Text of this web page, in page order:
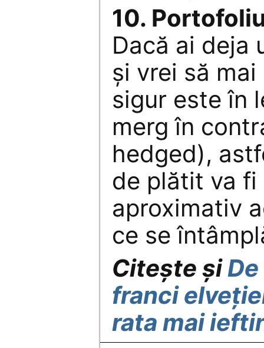
10.
Dacă ai deja
şi vrei să
sigur este în
merg în
hedged),
de plătit va
aproximativ
ce se
Citește și
franci
rata mai